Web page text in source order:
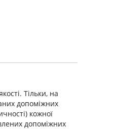
Тільки, на
допоміжних
кожної
допоміжних